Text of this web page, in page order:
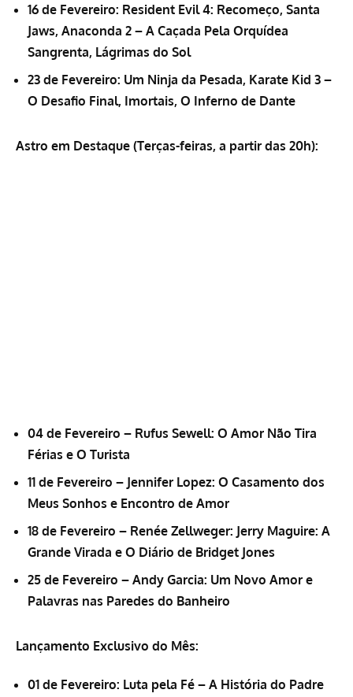
16 de Fevereiro: Resident Evil 4: Recomeço, Santa
Jaws, Anaconda 2 – A Caçada Pela Orquídea
Sangrenta, Lágrimas do Sol
23 de Fevereiro: Um Ninja da Pesada, Karate Kid 3 –
O Desafio Final, Imortais, O Inferno de Dante
Astro em Destaque (Terças-feiras, a partir das 20h):
04 de Fevereiro – Rufus Sewell: O Amor Não Tira
Férias e O Turista
11 de Fevereiro – Jennifer Lopez: O Casamento dos
Meus Sonhos e Encontro de Amor
18 de Fevereiro – Renée Zellweger: Jerry Maguire: A
Grande Virada e O Diário de Bridget Jones
25 de Fevereiro – Andy Garcia: Um Novo Amor e
Palavras nas Paredes do Banheiro
Lançamento Exclusivo do Mês:
01 de Fevereiro: Luta pela Fé – A História do Padre